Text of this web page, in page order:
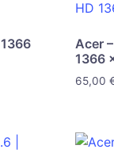
Acer
1366
65,00